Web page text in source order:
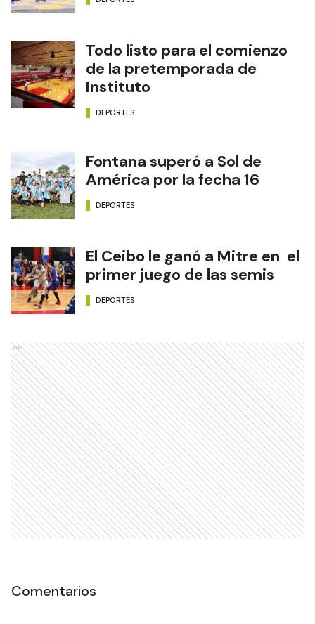
Todo listo para el comienzo
de la pretemporada de
Instituto
DEPORTES
Fontana superó a Sol de
América por la fecha 16
DEPORTES
El Ceibo le ganó a Mitre en el
primer juego de las semis
DEPORTES
Ads
Comentarios